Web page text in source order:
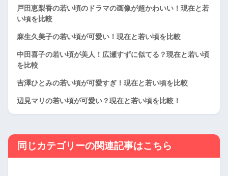
戸田恵梨香の若い頃のドラマの画像が超かわいい！現在と若
い頃を比較
麻生久美子の若い頃が可愛い！現在と若い頃を比較
中田喜子の若い頃が美人！広瀬すずに似てる？現在と若い頃
を比較
吉澤ひとみの若い頃が可愛すぎ！現在と若い頃を比較
辺見マリの若い頃が可愛い？現在と若い頃を比較！
同じカテゴリーの関連記事はこちら